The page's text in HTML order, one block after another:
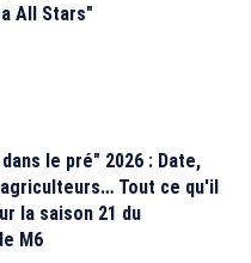
All Stars"
le pré" 2026 : Date,
Tout ce qu'il
la saison 21 du
M6